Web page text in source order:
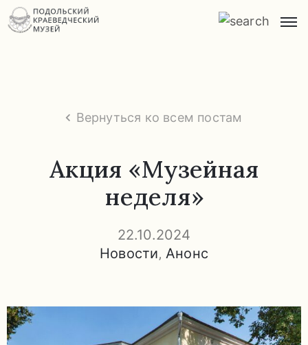
экскурсии
задаваемые
вопросы
Вернуться ко всем постам
Акция «Музейная
неделя»
22.10.2024
Новости‚ Анонс